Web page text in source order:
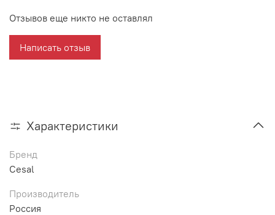
Отзывов еще никто не оставлял
Написать отзыв
Характеристики
Бренд
Cesal
Производитель
Россия